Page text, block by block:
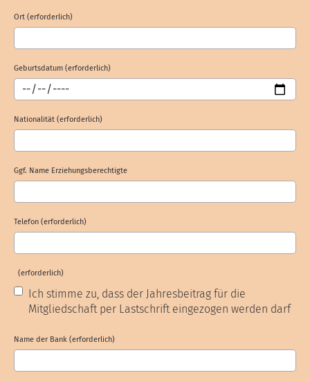
Ort (erforderlich)
Geburtsdatum (erforderlich)
Nationalität (erforderlich)
Ggf. Name Erziehungsberechtigte
Telefon (erforderlich)
(erforderlich)
Ich stimme zu, dass der Jahresbeitrag für die
Mitgliedschaft per Lastschrift eingezogen werden darf
Name der Bank (erforderlich)